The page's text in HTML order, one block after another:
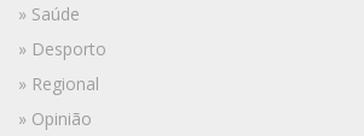
» Saúde
» Desporto
» Regional
» Opinião